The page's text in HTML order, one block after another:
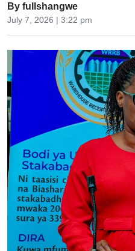
By fullshangwe
July 7, 2026 | 3:22 pm